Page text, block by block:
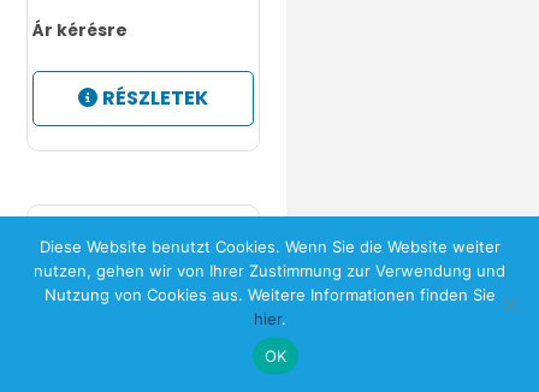
Ár kérésre
RÉSZLETEK
Diese Website benutzt Cookies. Wenn Sie die Website weiter
nutzen, gehen wir von Ihrer Zustimmung zur Verwendung und
Nutzung von Cookies aus. Weitere Informationen finden Sie
hier.
OK